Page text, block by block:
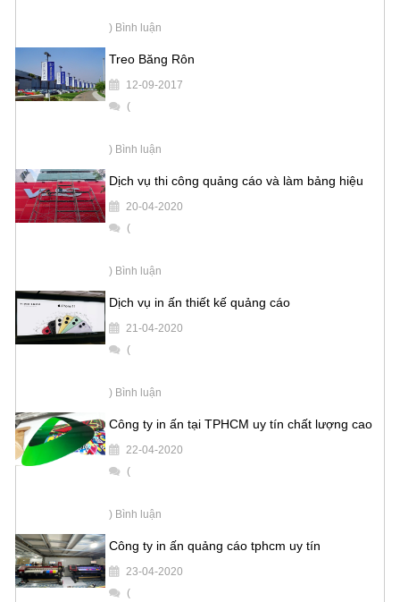
) Bình luận
Treo Băng Rôn
12-09-2017
(
) Bình luận
Dịch vụ thi công quảng cáo và làm bảng hiệu
20-04-2020
(
) Bình luận
Dịch vụ in ấn thiết kế quảng cáo
21-04-2020
(
) Bình luận
Công ty in ấn tại TPHCM uy tín chất lượng cao
22-04-2020
(
) Bình luận
Công ty in ấn quảng cáo tphcm uy tín
23-04-2020
(